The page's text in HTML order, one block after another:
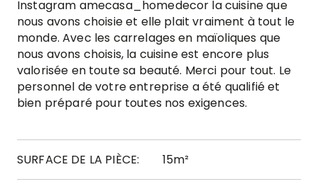
Instagram amecasa_homedecor la cuisine que
nous avons choisie et elle plait vraiment à tout le
monde. Avec les carrelages en maïoliques que
nous avons choisis, la cuisine est encore plus
valorisée en toute sa beauté. Merci pour tout. Le
personnel de votre entreprise a été qualifié et
bien préparé pour toutes nos exigences.
SURFACE DE LA PIÈCE: 15m²